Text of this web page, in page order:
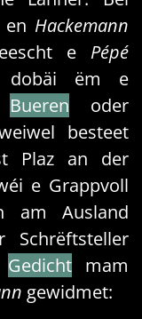
Hackemann
e Pépé
dobäi ëm e
Bueren oder
besteet
Plaz an der
e Grappvoll
am Ausland
Schrëftsteller
Gedichtmam
gewidmet: